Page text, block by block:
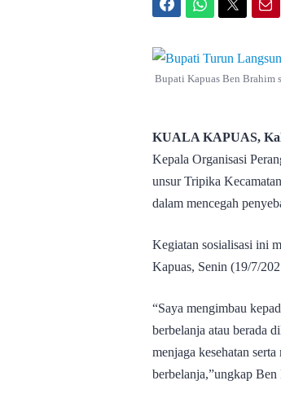
Bupati Kapuas Ben Brahim
KUALA KAPUAS,
Kepala Organisasi
unsur Tripika
dalam mencegah
Kegiatan sosialisasi ini
Kapuas, Senin (19/7/
“Saya mengimbau
berbelanja atau berada
menjaga kesehatan
berbelanja,”ungkap